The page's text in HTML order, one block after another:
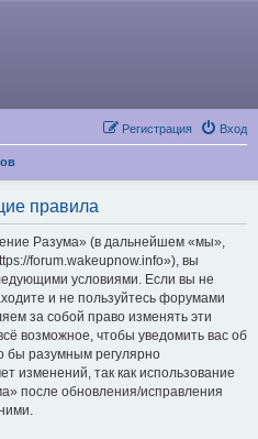
Вход
Регистрация
правила
Разума» (в дальнейшем «мы»,
forum.wakeupnow.info»), вы
условиями. Если вы не
и не пользуйтесь форумами
за собой право изменять эти
возможное, чтобы уведомить вас об
бы разумным регулярно
изменений, так как использование
после обновления/исправления